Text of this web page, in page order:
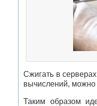
Сжигать в
вычислений, можно
Таким образом